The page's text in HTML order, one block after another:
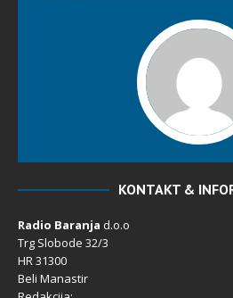
KONTAKT &
Radio Baranja d.o.o
Trg Slobode 32/3
HR 31300
Beli Manastir